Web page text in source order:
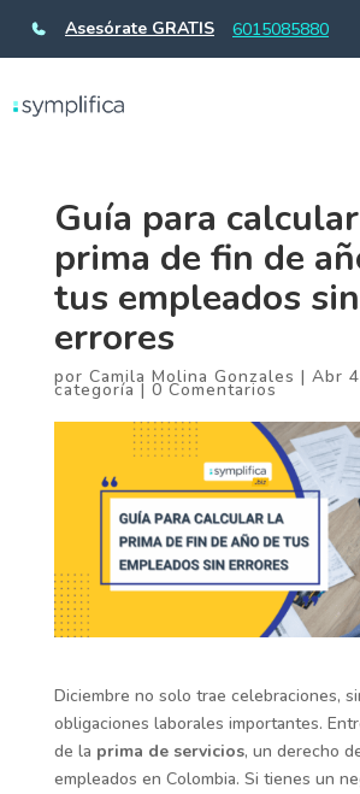
Guía para
prima de fin de
tus empleados sin
errores
por Camila Molina Gonzales | Abr
categoría| 0 Comentarios
Diciembre no solo trae celebraciones,
obligaciones laborales importantes.
de la prima de servicios, un derecho
empleados en Colombia. Si tienes un
Asesórate GRATIS 6015085880